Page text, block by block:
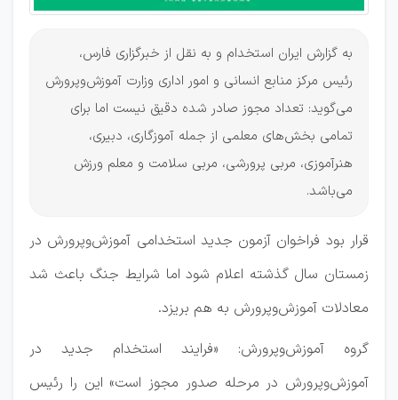
به گزارش ایران استخدام و به نقل از خبرگزاری فارس،
رئیس مرکز منابع انسانی و امور اداری وزارت آموزش‌وپرورش
می‌گوید: تعداد مجوز صادر شده دقیق نیست اما برای
تمامی بخش‌های معلمی از جمله آموزگاری، دبیری،
هنرآموزی، مربی پرورشی، مربی سلامت و معلم ورزش
می‌باشد.
قرار بود فراخوان آزمون جدید استخدامی آموزش‌وپرورش در
زمستان سال گذشته اعلام شود اما شرایط جنگ باعث شد
معادلات آموزش‌وپرورش به هم بریزد.
گروه آموزش‌وپرورش: «فرایند استخدام جدید در
آموزش‌وپرورش در مرحله صدور مجوز است» این را رئیس